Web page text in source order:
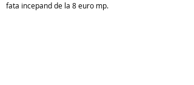
fata incepand de la 8 euro mp.